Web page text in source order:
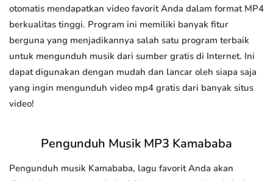
otomatis mendapatkan video favorit Anda dalam format MP4
berkualitas tinggi. Program ini memiliki banyak fitur
berguna yang menjadikannya salah satu program terbaik
untuk mengunduh musik dari sumber gratis di Internet. Ini
dapat digunakan dengan mudah dan lancar oleh siapa saja
yang ingin mengunduh video mp4 gratis dari banyak situs
video!
Pengunduh Musik MP3 Kamababa
Pengunduh musik Kamababa, lagu favorit Anda akan